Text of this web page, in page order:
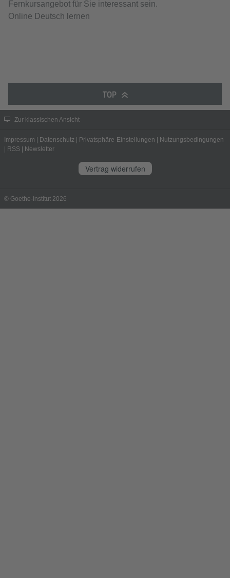
Fernkursangebot für Sie interessant sein.
Online Deutsch lernen
TOP
Zur klassischen Ansicht
Impressum Datenschutz Privatsphäre-Einstellungen
Nutzungsbedingungen
RSS Newsletter
Vertrag widerrufen
© Goethe-Institut 2026